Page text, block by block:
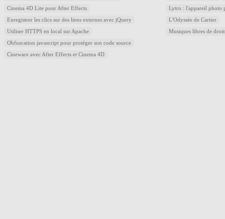
Cinema 4D Lite pour After Effects
Enregistrer les clics sur des liens externes avec jQuery
Utiliser HTTPS en local sur Apache
Obfuscation javascript pour protéger son code source
Cineware avec After Effects et Cinema 4D
Lytro : l'appareil photo
L'Odyssée de Cartier
Musiques libres de